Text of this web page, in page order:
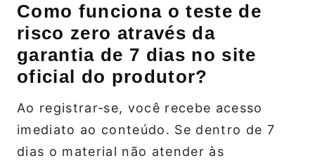
Como funciona o teste de
risco zero através da
garantia de 7 dias no site
oficial do produtor?
Ao registrar‑se, você recebe acesso
imediato ao conteúdo. Se dentro de 7
dias o material não atender às